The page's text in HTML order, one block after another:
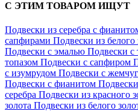
С ЭТИМ ТОВАРОМ ИЩУТ
Подвески из серебра с
сапфирами Подвески из белого
Подвески с эмалью Подвески с
топазом Подвески с сапфиром
с изумрудом Подвески с
Подвески с фианитом
серебра Подвески из красного
золота Подвески из белого